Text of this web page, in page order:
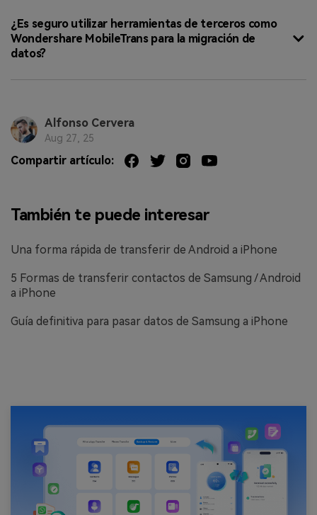
¿Es seguro utilizar herramientas de terceros como
Wondershare MobileTrans para la migración de
datos?
Alfonso Cervera
Aug 27, 25
Compartir artículo:
También te puede interesar
Una forma rápida de transferir de Android a iPhone
5 Formas de transferir contactos de Samsung / Android
a iPhone
Guía definitiva para pasar datos de Samsung a iPhone